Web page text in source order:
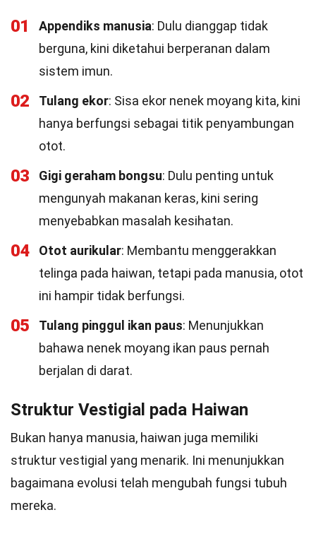
01 Appendiks manusia: Dulu dianggap tidak
berguna, kini diketahui berperanan dalam
sistem imun.
02 Tulang ekor: Sisa ekor nenek moyang kita, kini
hanya berfungsi sebagai titik penyambungan
otot.
03 Gigi geraham bongsu: Dulu penting untuk
mengunyah makanan keras, kini sering
menyebabkan masalah kesihatan.
04 Otot aurikular: Membantu menggerakkan
telinga pada haiwan, tetapi pada manusia, otot
ini hampir tidak berfungsi.
05 Tulang pinggul ikan paus: Menunjukkan
bahawa nenek moyang ikan paus pernah
berjalan di darat.
Struktur Vestigial pada Haiwan
Bukan hanya manusia, haiwan juga memiliki
struktur vestigial yang menarik. Ini menunjukkan
bagaimana evolusi telah mengubah fungsi tubuh
mereka.